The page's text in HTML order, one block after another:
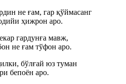
не ғам, гар қўймасанг
ҳижрон аро.
гардунға мавж,
не ғам тўфон аро.
бўлғай юз туман
бепоён аро.